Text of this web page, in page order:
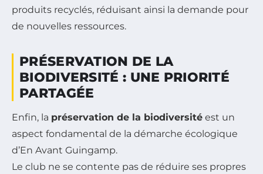
produits recyclés, réduisant ainsi la demande pour
de nouvelles ressources.
PRÉSERVATION DE LA
BIODIVERSITÉ : UNE PRIORITÉ
PARTAGÉE
Enfin, la préservation de la biodiversité est un
aspect fondamental de la démarche écologique
d’En Avant Guingamp.
Le club ne se contente pas de réduire ses propres